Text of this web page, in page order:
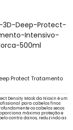
Protect Tratamento
Density Mask da Nioxin é um
para cabelos finos
os cabelos secos
máxima proteção e
contra danos, reduzindo as